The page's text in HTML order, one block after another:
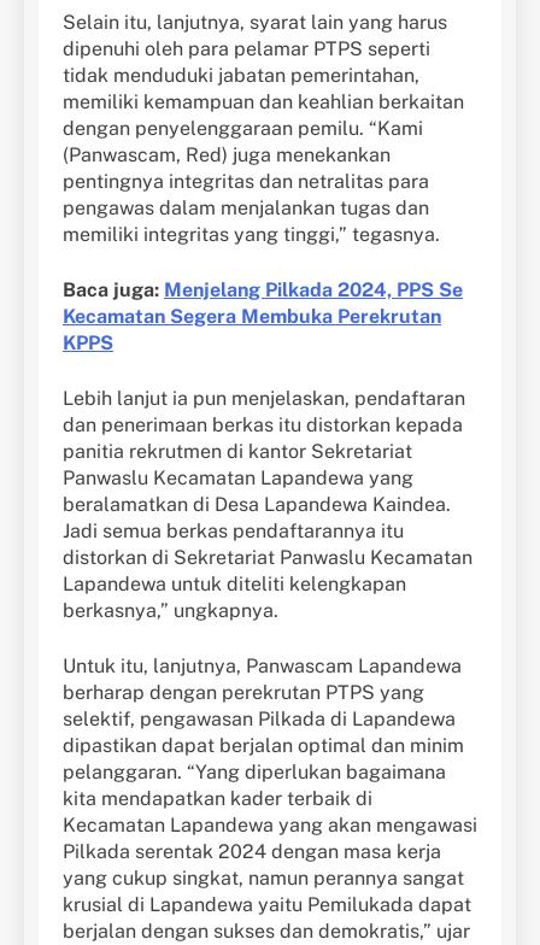
Selain itu, lanjutnya, syarat lain yang harus
dipenuhi oleh para pelamar PTPS seperti
tidak menduduki jabatan pemerintahan,
memiliki kemampuan dan keahlian berkaitan
dengan penyelenggaraan pemilu. “Kami
(Panwascam, Red) juga menekankan
pentingnya integritas dan netralitas para
pengawas dalam menjalankan tugas dan
memiliki integritas yang tinggi,” tegasnya.
Baca juga: Menjelang Pilkada 2024, PPS Se
Kecamatan Segera Membuka Perekrutan
KPPS
Lebih lanjut ia pun menjelaskan, pendaftaran
dan penerimaan berkas itu distorkan kepada
panitia rekrutmen di kantor Sekretariat
Panwaslu Kecamatan Lapandewa yang
beralamatkan di Desa Lapandewa Kaindea.
Jadi semua berkas pendaftarannya itu
distorkan di Sekretariat Panwaslu Kecamatan
Lapandewa untuk diteliti kelengkapan
berkasnya,” ungkapnya.
Untuk itu, lanjutnya, Panwascam Lapandewa
berharap dengan perekrutan PTPS yang
selektif, pengawasan Pilkada di Lapandewa
dipastikan dapat berjalan optimal dan minim
pelanggaran. “Yang diperlukan bagaimana
kita mendapatkan kader terbaik di
Kecamatan Lapandewa yang akan mengawasi
Pilkada serentak 2024 dengan masa kerja
yang cukup singkat, namun perannya sangat
krusial di Lapandewa yaitu Pemilukada dapat
berjalan dengan sukses dan demokratis,” ujar